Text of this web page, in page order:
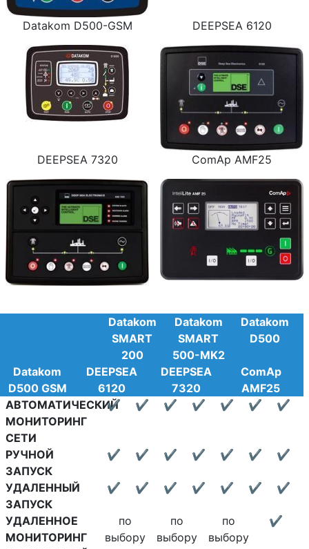
Datakom D500-GSM DEEPSEA 6120
DEEPSEA 7320 ComAp AMF25
Datakom
SMART
200
Datakom
SMART
500-MK2
Datakom
D500
Datakom
D500 GSM
DEEPSEA
6120
DEEPSEA
7320
ComAp
AMF25
АВТОМАТИЧЕСКИЙ
МОНИТОРИНГ
СЕТИ
✔ ✔ ✔ ✔ ✔ ✔ ✔
РУЧНОЙ
ЗАПУСК
✔ ✔ ✔ ✔ ✔ ✔ ✔
УДАЛЕННЫЙ
ЗАПУСК
✔ ✔ ✔ ✔ ✔ ✔ ✔
УДАЛЕННОЕ
МОНИТОРИНГ
по
выбору
по
выбору
по
выбору
✔